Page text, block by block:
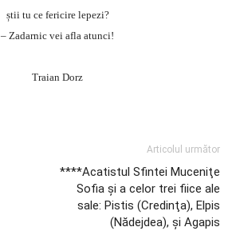
știi tu ce fericire lepezi?
– Zadarnic vei afla atunci!
Traian Dorz
Articolul următor
****Acatistul Sfintei Muceniţe
Sofia şi a celor trei fiice ale
sale: Pistis (Credinţa), Elpis
(Nădejdea), şi Agapis